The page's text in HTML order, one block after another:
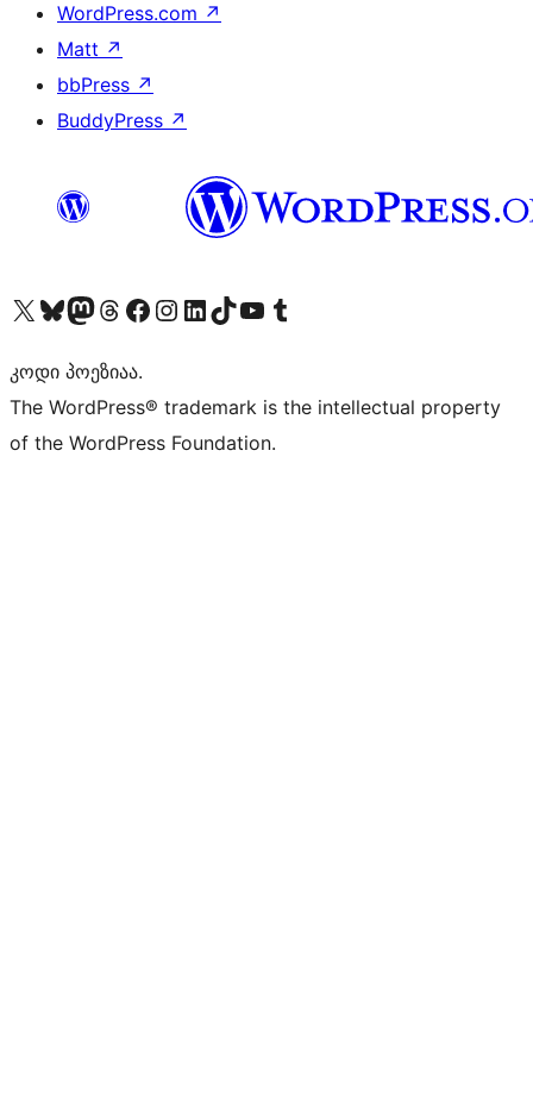
WordPress.com ↗
Matt ↗
bbPress ↗
BuddyPress ↗
Visit our X (formerly Twitter) account
Visit our Bluesky account
Visit our Mastodon account
Visit our Threads account
Visit our Facebook page
Visit our Instagram account
Visit our LinkedIn account
Visit our TikTok account
Visit our YouTube channel
Visit our Tumblr account
კოდი პოეზიაა.
The WordPress® trademark is the intellectual property
of the WordPress Foundation.